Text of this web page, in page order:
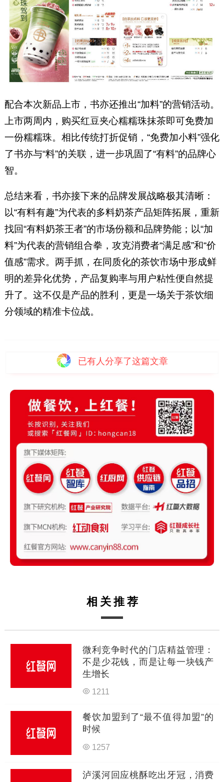
配合本次新品上市，书亦还推出“加料”的营销活动。
上市两周内，购买红豆夹心糯糯珠抹茶即可免费加
一份糯糯珠。相比传统打折促销，“免费加小料”强化
了书亦与“料”的关联，进一步巩固了“有料”的品牌心
智。
总结来看，书亦接下来的品牌发展战略极其清晰：
以“有料有趣”为代表的多料奶茶产品矩阵拓展，重新
找回“有料奶茶王者”的市场份额和品牌势能；以“加
料”为代表的营销组合拳，攻克消费者“满足感”和“价
值感”需求。两手抓，在同质化的茶饮市场中形成鲜
明的差异化优势，产品复购率与用户粘性便自然提
升了。这不仅是产品的胜利，更是一场关于茶饮细
分领域的精准卡位战。
已有人分享了这篇文章
相关推荐
微利竞争时代的门店精益管理：
不是少花钱，而是让每一块钱产
生增长
1211
餐饮加盟到了“最不值得加盟”的
时候
1257
泸溪河回应桃酥吃出牙冠，消费